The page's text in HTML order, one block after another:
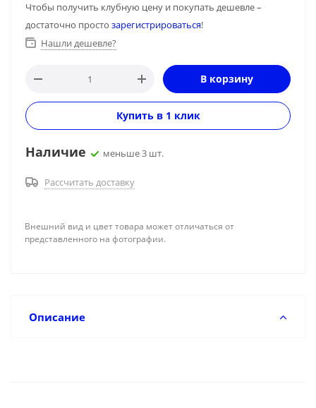
Чтобы получить клубную цену и покупать дешевле –
достаточно просто зарегистрироваться!
Нашли дешевле?
В корзину
Купить в 1 клик
Наличие меньше 3 шт.
Рассчитать доставку
Внешний вид и цвет товара может отличаться от
представленного на фотографии.
Описание